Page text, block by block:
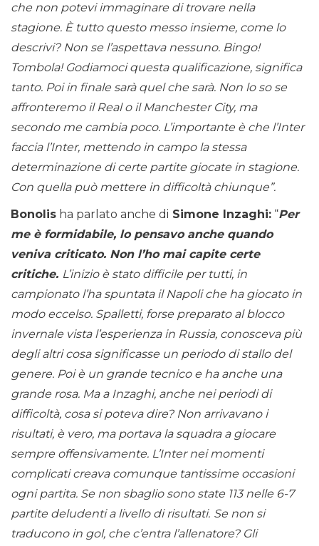
che non potevi immaginare di trovare nella
stagione. È tutto questo messo insieme, come lo
descrivi? Non se l’aspettava nessuno. Bingo!
Tombola! Godiamoci questa qualificazione, significa
tanto. Poi in finale sarà quel che sarà. Non lo so se
affronteremo il Real o il Manchester City, ma
secondo me cambia poco. L’importante è che l’Inter
faccia l’Inter, mettendo in campo la stessa
determinazione di certe partite giocate in stagione.
Con quella può mettere in difficoltà chiunque”.
Bonolis ha parlato anche di Simone Inzaghi: “Per
me è formidabile, lo pensavo anche quando
veniva criticato. Non l’ho mai capite certe
critiche. L’inizio è stato difficile per tutti, in
campionato l’ha spuntata il Napoli che ha giocato in
modo eccelso. Spalletti, forse preparato al blocco
invernale vista l’esperienza in Russia, conosceva più
degli altri cosa significasse un periodo di stallo del
genere. Poi è un grande tecnico e ha anche una
grande rosa. Ma a Inzaghi, anche nei periodi di
difficoltà, cosa si poteva dire? Non arrivavano i
risultati, è vero, ma portava la squadra a giocare
sempre offensivamente. L’Inter nei momenti
complicati creava comunque tantissime occasioni
ogni partita. Se non sbaglio sono state 113 nelle 6-7
partite deludenti a livello di risultati. Se non si
traducono in gol, che c’entra l’allenatore? Gli